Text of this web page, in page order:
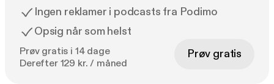
Ingen reklamer i podcasts fra Podimo
Opsig når som helst
Prøv gratis i 14 dage
Derefter 129 kr. / måned
Prøv gratis